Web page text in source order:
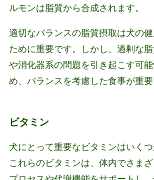
ルモンは脂質から合成されます。
適切なバランスの脂質摂取は犬の
ために重要です。しかし、過剰な
や消化器系の問題を引き起こす可
め、バランスを考慮した食事が重要
ビタミン
犬にとって重要なビタミンはいくつ
これらのビタミンは、体内でさま